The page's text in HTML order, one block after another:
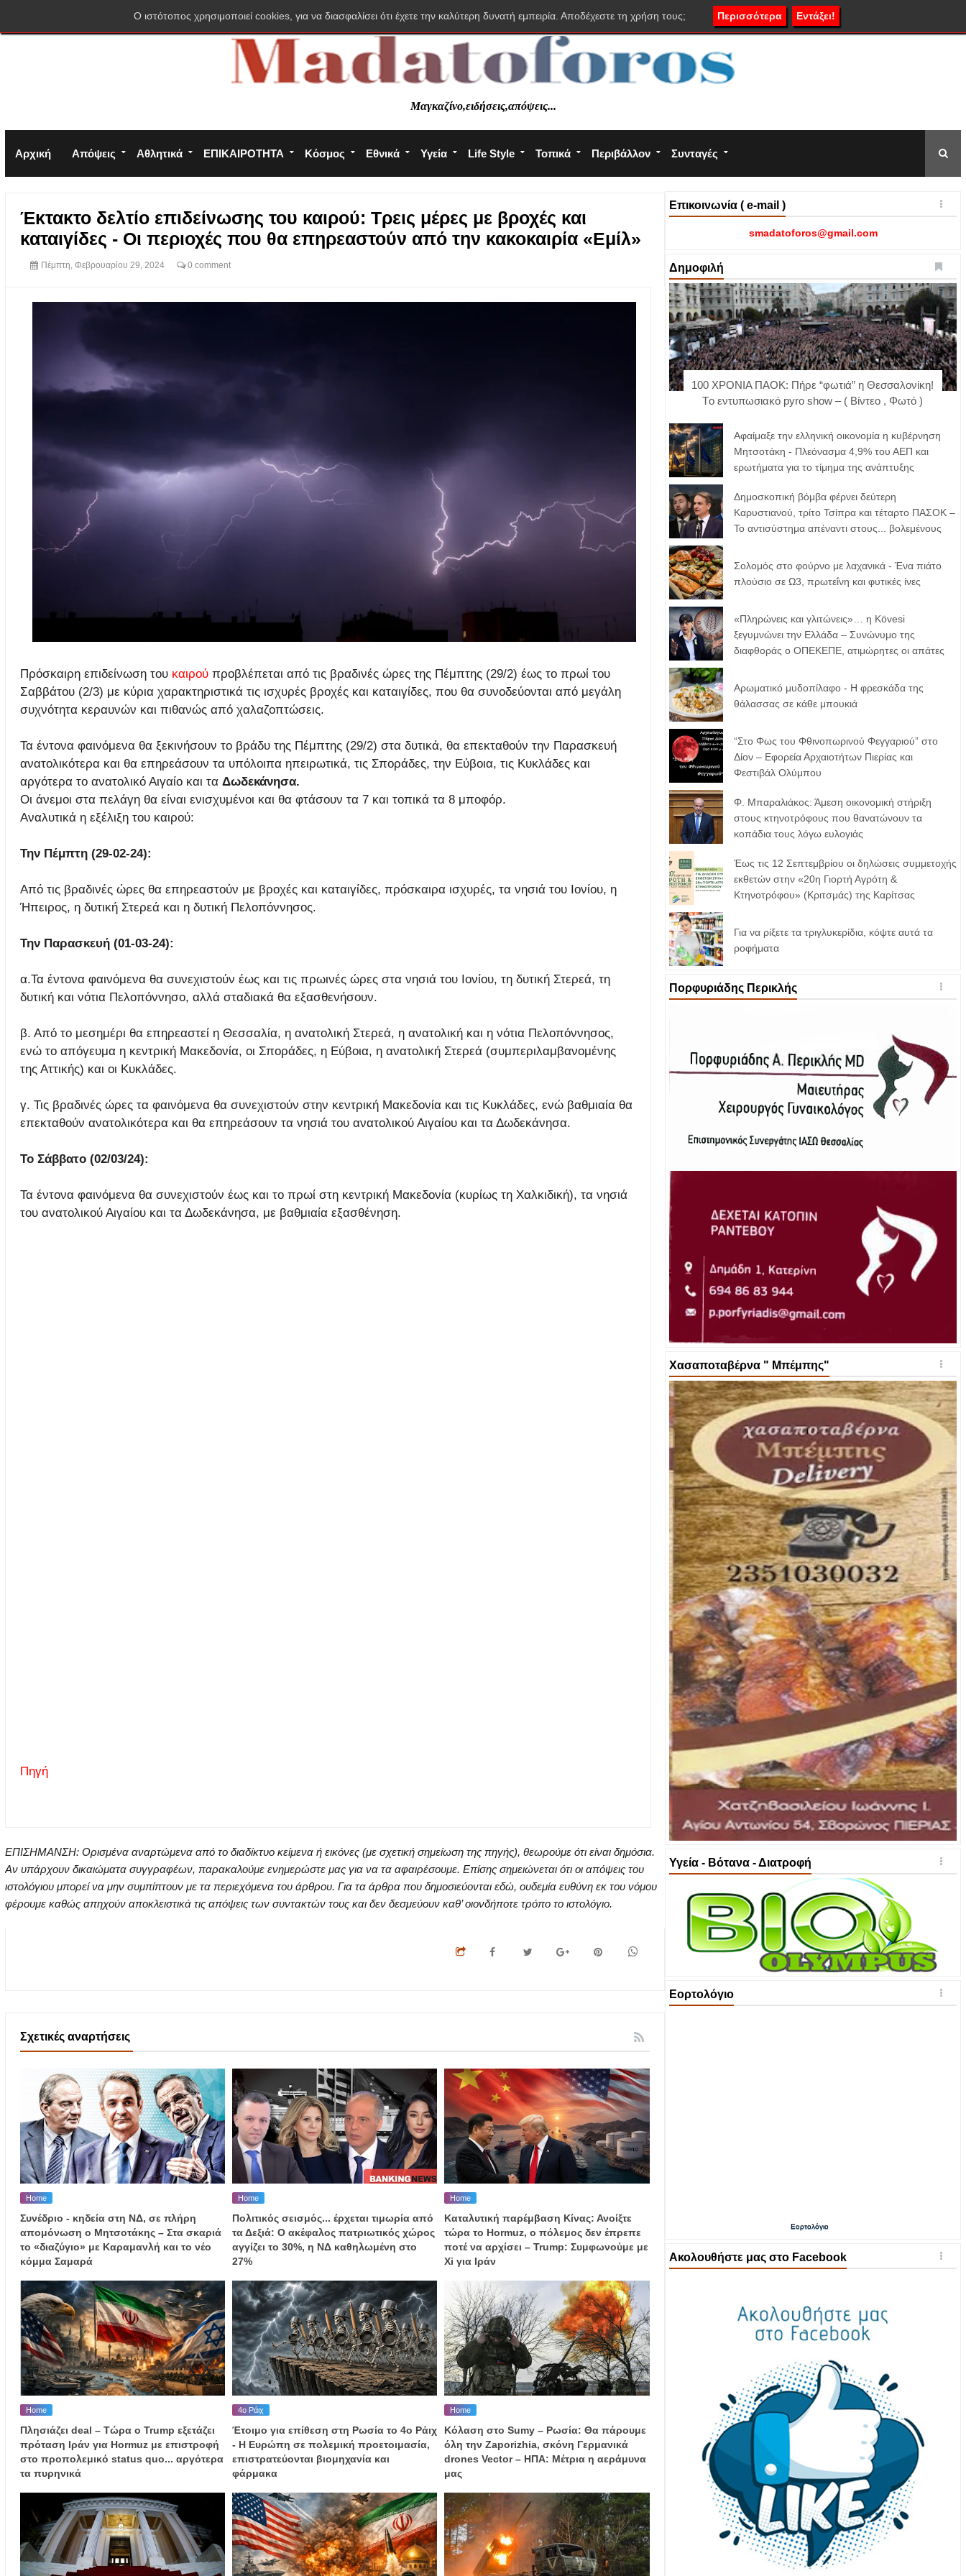
Πολιτική απορρήτου Φόρμα επικοινωνίας
Μαγκαζίνο,ειδήσεις,απόψεις...
Αρχική Απόψεις Αθλητικά ΕΠΙΚΑΙΡΟΤΗΤΑ Κόσμος Εθνικά Υγεία Life Style Τοπικά Περιβάλλον Συνταγές
Έκτακτο δελτίο επιδείνωσης του καιρού: Τρεις μέρες με βροχές και
καταιγίδες - Οι περιοχές που θα επηρεαστούν από την κακοκαιρία «Εμίλ»
Πέμπτη, Φεβρουαρίου 29, 2024 0 comment
Πρόσκαιρη επιδείνωση του καιρούπροβλέπεται από τις βραδινές ώρες της Πέμπτης (29/2) έως το πρωί του
Σαββάτου (2/3) με κύρια χαρακτηριστικά τις ισχυρές βροχές και καταιγίδες, που θα συνοδεύονται από μεγάλη
συχνότητα κεραυνών και πιθανώς από χαλαζοπτώσεις.
Τα έντονα φαινόμενα θα ξεκινήσουν το βράδυ της Πέμπτης (29/2) στα δυτικά, θα επεκταθούν την Παρασκευή
ανατολικότερα και θα επηρεάσουν τα υπόλοιπα ηπειρωτικά, τις Σποράδες, την Εύβοια, τις Κυκλάδες και
αργότερα το ανατολικό Αιγαίο και τα Δωδεκάνησα.
Οι άνεμοι στα πελάγη θα είναι ενισχυμένοι και θα φτάσουν τα 7 και τοπικά τα 8 μποφόρ.
Αναλυτικά η εξέλιξη του καιρού:
Την Πέμπτη (29-02-24):
Από τις βραδινές ώρες θα επηρεαστούν με βροχές και καταιγίδες, πρόσκαιρα ισχυρές, τα νησιά του Ιονίου, η
Ήπειρος, η δυτική Στερεά και η δυτική Πελοπόννησος.
Την Παρασκευή (01-03-24):
α.Τα έντονα φαινόμενα θα συνεχιστούν έως και τις πρωινές ώρες στα νησιά του Ιονίου, τη δυτική Στερεά, τη
δυτική και νότια Πελοπόννησο, αλλά σταδιακά θα εξασθενήσουν.
β. Από το μεσημέρι θα επηρεαστεί η Θεσσαλία, η ανατολική Στερεά, η ανατολική και η νότια Πελοπόννησος,
ενώ το απόγευμα η κεντρική Μακεδονία, οι Σποράδες, η Εύβοια, η ανατολική Στερεά (συμπεριλαμβανομένης
της Αττικής) και οι Κυκλάδες.
γ. Τις βραδινές ώρες τα φαινόμενα θα συνεχιστούν στην κεντρική Μακεδονία και τις Κυκλάδες, ενώ βαθμιαία θα
επεκταθούν ανατολικότερα και θα επηρεάσουν τα νησιά του ανατολικού Αιγαίου και τα Δωδεκάνησα.
Το Σάββατο (02/03/24):
Τα έντονα φαινόμενα θα συνεχιστούν έως και το πρωί στη κεντρική Μακεδονία (κυρίως τη Χαλκιδική), τα νησιά
του ανατολικού Αιγαίου και τα Δωδεκάνησα, με βαθμιαία εξασθένηση.
Πηγή
ΕΠΙΣΗΜΑΝΣΗ: Ορισμένα αναρτώμενα από το διαδίκτυο κείμενα ή εικόνες (με σχετική σημείωση της πηγής), θεωρούμε ότι είναι δημόσια.
Αν υπάρχουν δικαιώματα συγγραφέων, παρακαλούμε ενημερώστε μας για να τα αφαιρέσουμε. Επίσης σημειώνεται ότι οι απόψεις του
ιστολόγιου μπορεί να μην συμπίπτουν με τα περιεχόμενα του άρθρου. Για τα άρθρα που δημοσιεύονται εδώ, ουδεμία ευθύνη εκ του νόμου
φέρουμε καθώς απηχούν αποκλειστικά τις απόψεις των συντακτών τους και δεν δεσμεύουν καθ’ οιονδήποτε τρόπο το ιστολόγιο.
Σχετικές αναρτήσεις
Home
Συνέδριο - κηδεία στη ΝΔ, σε πλήρη
απομόνωση ο Μητσοτάκης – Στα σκαριά
το «διαζύγιο» με Καραμανλή και το νέο
κόμμα Σαμαρά
Home
Πολιτικός σεισμός... έρχεται τιμωρία από
τα Δεξιά: Ο ακέφαλος πατριωτικός χώρος
αγγίζει το 30%, η ΝΔ καθηλωμένη στο
27%
Home
Καταλυτική παρέμβαση Κίνας: Ανοίξτε
τώρα το Hormuz, o πόλεμος δεν έπρεπε
ποτέ να αρχίσει – Trump: Συμφωνούμε με
Xi για Ιράν
Home
Πλησιάζει deal – Τώρα ο Trump εξετάζει
πρόταση Ιράν για Hormuz με επιστροφή
στο προπολεμικό status quo... αργότερα
τα πυρηνικά
4ο Ράιχ
Έτοιμο για επίθεση στη Ρωσία το 4ο Ράιχ
- Η Ευρώπη σε πολεμική προετοιμασία,
επιστρατεύονται βιομηχανία και
φάρμακα
Home
Κόλαση στο Sumy – Ρωσία: Θα πάρουμε
όλη την Zaporizhia, σκόνη Γερμανικά
drones Vector – ΗΠΑ: Μέτρια η αεράμυνα
μας
Επικοινωνία ( e-mail )
smadatoforos@gmail.com
Δημοφιλή
100 ΧΡΟΝΙΑ ΠΑΟΚ: Πήρε “φωτιά” η Θεσσαλονίκη!
Tο εντυπωσιακό pyro show – ( Βίντεο , Φωτό )
Αφαίμαξε την ελληνική οικονομία η κυβέρνηση
Μητσοτάκη - Πλεόνασμα 4,9% του ΑΕΠ και
ερωτήματα για το τίμημα της ανάπτυξης
Δημοσκοπική βόμβα φέρνει δεύτερη
Καρυστιανού, τρίτο Τσίπρα και τέταρτο ΠΑΣΟΚ –
Το αντισύστημα απέναντι στους... βολεμένους
Σολομός στο φούρνο με λαχανικά - Ένα πιάτο
πλούσιο σε Ω3, πρωτεΐνη και φυτικές ίνες
«Πληρώνεις και γλιτώνεις»… η Kövesi
ξεγυμνώνει την Ελλάδα – Συνώνυμο της
διαφθοράς ο ΟΠΕΚΕΠΕ, ατιμώρητες οι απάτες
Αρωματικό μυδοπίλαφο - Η φρεσκάδα της
θάλασσας σε κάθε μπουκιά
“Στο Φως του Φθινοπωρινού Φεγγαριού” στο
Δίον – Εφορεία Αρχαιοτήτων Πιερίας και
Φεστιβάλ Ολύμπου
Φ. Μπαραλιάκος: Άμεση οικονομική στήριξη
στους κτηνοτρόφους που θανατώνουν τα
κοπάδια τους λόγω ευλογιάς
Έως τις 12 Σεπτεμβρίου οι δηλώσεις συμμετοχής
εκθετών στην «20η Γιορτή Αγρότη &
Κτηνοτρόφου» (Κριτσμάς) της Καρίτσας
Για να ρίξετε τα τριγλυκερίδια, κόψτε αυτά τα
ροφήματα
Πορφυριάδης Περικλής
Χασαποταβέρνα " Μπέμπης"
Υγεία - Βότανα - Διατροφή
Εορτολόγιο
Εορτολόγιο
Ακολουθήστε μας στο Facebook
O ιστότοπος χρησιμοποιεί cookies, για να διασφαλίσει ότι έχετε την καλύτερη δυνατή εμπειρία. Αποδέχεστε τη χρήση τους; Περισσότερα Εντάξει!